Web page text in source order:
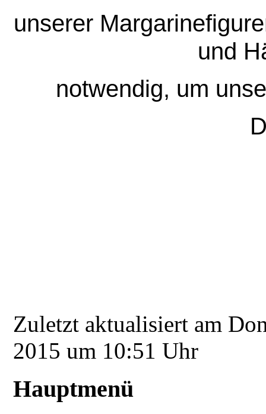
unserer
und
notwendig, um
Zuletzt aktualisiert am
2015 um 10:51 Uhr
Hauptmenü